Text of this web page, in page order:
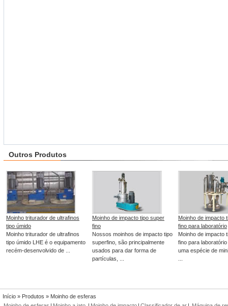
Outros Produtos
Moinho triturador de ultrafinos
tipo úmido
Moinho triturador de ultrafinos
tipo úmido LHE é o equipamento
recém-desenvolvido de ...
Moinho de impacto tipo super
fino
Nossos moinhos de impacto tipo
superfino, são principalmente
usados para dar forma de
partículas, ...
Moinho de impacto
fino para laboratório
Moinho de impacto
fino para
uma espécie de
Início » Produtos » Moinho de esferas